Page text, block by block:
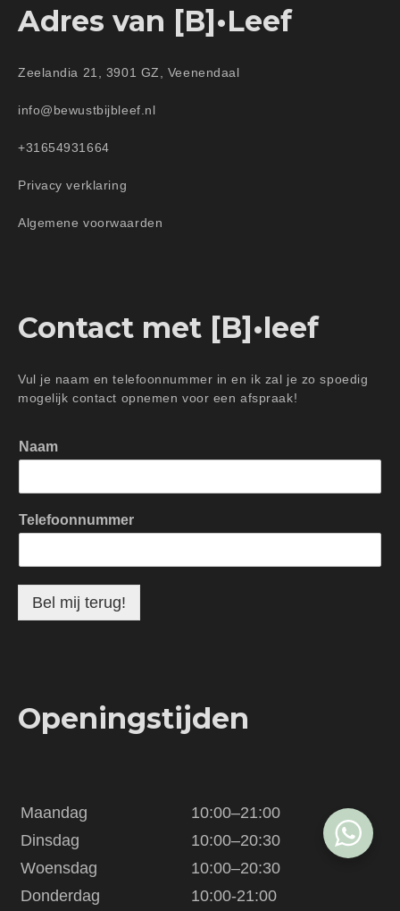
Adres van [B]•Leef
Zeelandia 21, 3901 GZ, Veenendaal
info@bewustbijbleef.nl
+31654931664
Privacy verklaring
Algemene voorwaarden
Contact met [B]•leef
Vul je naam en telefoonnummer in en ik zal je zo spoedig
mogelijk contact opnemen voor een afspraak!
Naam
Telefoonnummer
Bel mij terug!
Openingstijden
Maandag
10:00–21:00
Dinsdag
10:00–20:30
Woensdag
10:00–20:30
Donderdag
10:00-21:00